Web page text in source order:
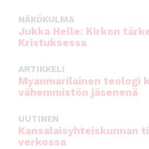
NÄKÖKULMA
Jukka Helle: Kirkon
Kristuksessa
ARTIKKELI
Myanmarilainen teologi
vähemmistön jäsenenä
UUTINEN
Kansalaisyhteiskunnan
verkossa